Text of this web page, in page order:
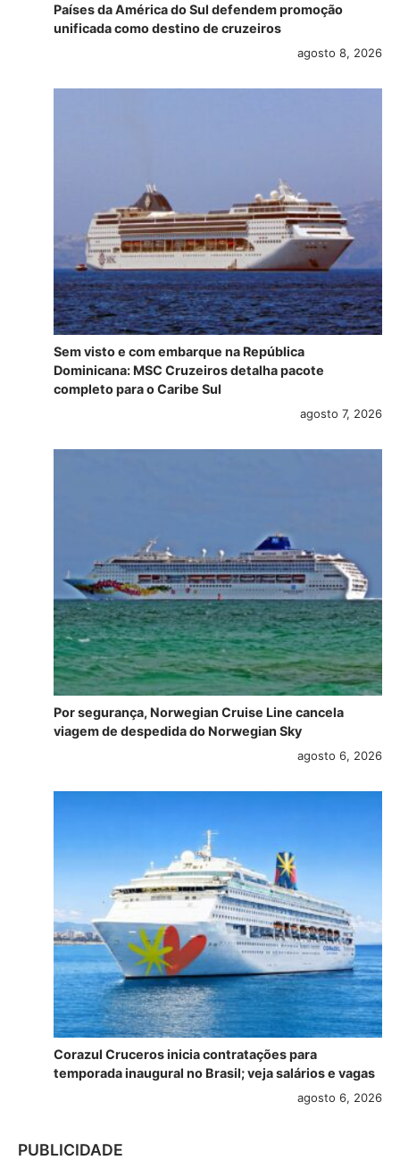
Países da América do Sul defendem promoção
unificada como destino de cruzeiros
agosto 8, 2026
Sem visto e com embarque na República
Dominicana: MSC Cruzeiros detalha pacote
completo para o Caribe Sul
agosto 7, 2026
Por segurança, Norwegian Cruise Line cancela
viagem de despedida do Norwegian Sky
agosto 6, 2026
Corazul Cruceros inicia contratações para
temporada inaugural no Brasil; veja salários e vagas
agosto 6, 2026
PUBLICIDADE